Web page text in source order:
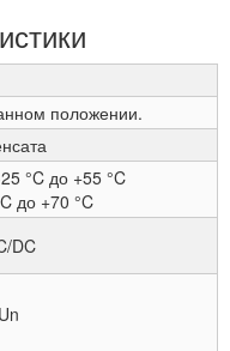
положении.
°C до +55 °C
до +70 °C
DC